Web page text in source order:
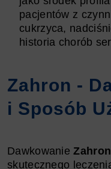
pacjentów z
cukrzyca,
historia chorób
Zahron -
i Sposób
DawkowanieZahron
skutecznego